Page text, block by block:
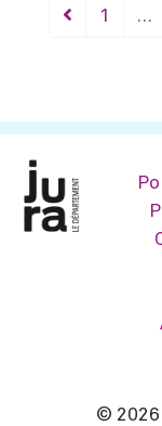
1 …
© 2026